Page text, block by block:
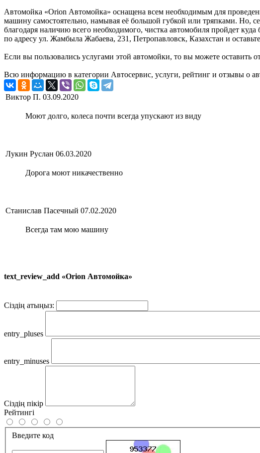
Автомойка «Orion Автомойка» оснащена всем необходимым для
машину самостоятельно, намывая её большой губкой или тряпками. Но,
благодаря наличию всего необходимого, чистка автомобиля пройдет
по адресу ул. Жамбыла Жабаева, 231, Петропавловск, Казахстан и
Если вы пользовались услугами этой автомойки, то вы можете оставить
Всю информацию в категории Автосервис, услуги, рейтинг и отзывы о
Виктор П. 03.09.2020
Моют долго, колеса почти всегда упускают из виду
Лукин Руслан 06.03.2020
Дорога моют никачественно
Станислав Пасечный 07.02.2020
Всегда там мою машину
text_review_add «Orion Автомойка»
Сіздің атыңыз:
entry_pluses
entry_minuses
Сіздің пікір
Рейтингі
Введите код